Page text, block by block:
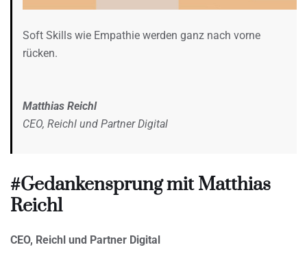
Soft Skills wie Empathie werden ganz nach vorne
rücken.
Matthias Reichl
CEO, Reichl und Partner Digital
#Gedankensprung mit Matthias
Reichl
CEO, Reichl und Partner Digital